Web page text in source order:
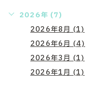
2026年 (7)
2026年8月 (1)
2026年6月 (4)
2026年3月 (1)
2026年1月 (1)